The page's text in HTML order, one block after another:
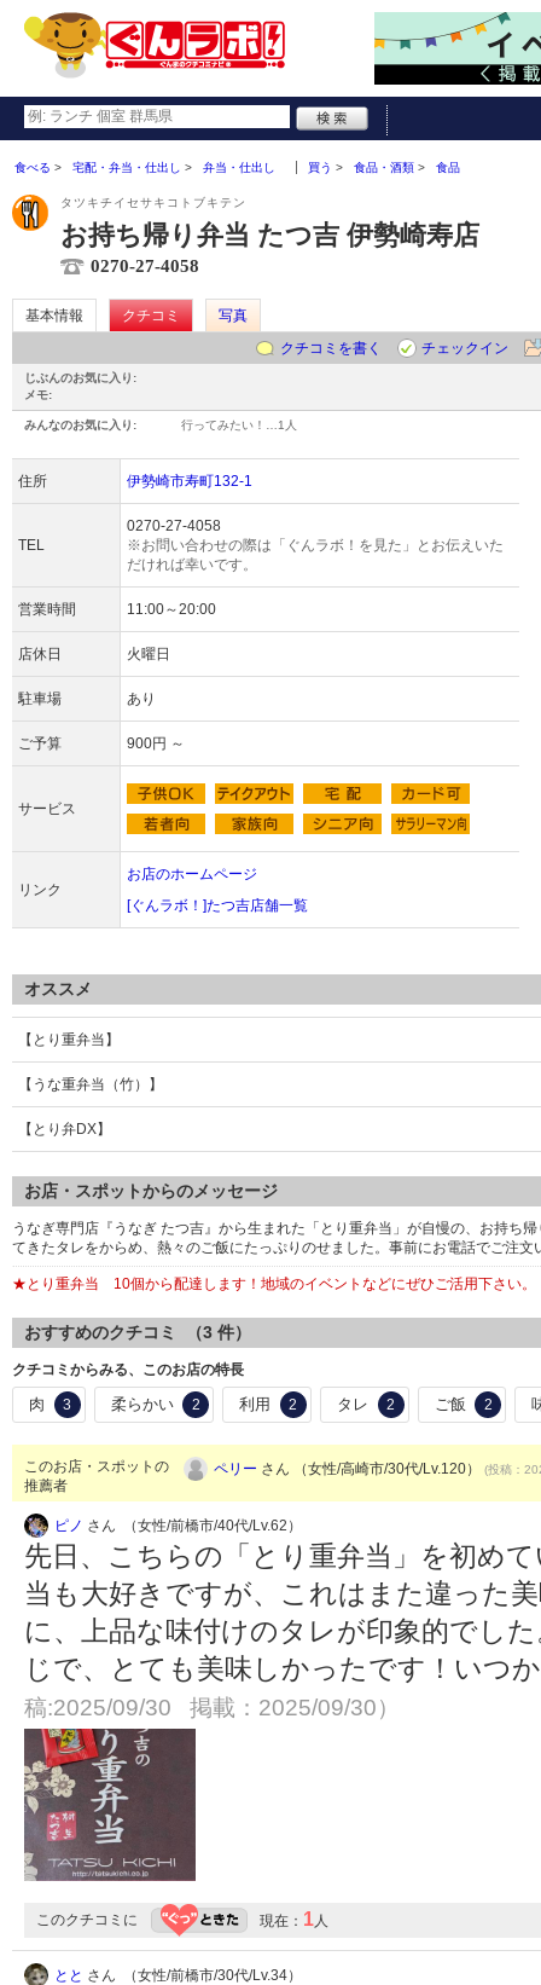
食べる 宅配・弁当・仕出し 弁当・仕出し 買う 食品・酒類 食品
タツキチイセサキコトブキテン
お持ち帰り弁当 たつ吉 伊勢崎寿店
0270-27-4058
基本情報 クチコミ
写真
クチコミを書く
チェックイン
じぶんのお気に入り:
メモ:
みんなのお気に入り: 行ってみたい！… 1人
住所 伊勢崎市寿町132-1
TEL
0270-27-4058
※お問い合わせの際は「ぐんラボ！を見た」とお伝えいた
だければ幸いです。
営業時間 11:00～20:00
店休日 火曜日
駐車場 あり
ご予算 900円 ～
サービス
リンク
お店のホームページ
[ぐんラボ！]たつ吉店舗一覧
オススメ
【とり重弁当】
【うな重弁当（竹）】
【とり弁DX】
お店・スポットからのメッセージ
うなぎ専門店『うなぎ たつ吉』から生まれた「とり重弁当」が自慢の、お持ち
てきたタレをからめ、熱々のご飯にたっぷりのせました。事前にお電話でご注
★とり重弁当 10個から配達します！地域のイベントなどにぜひご活用下さい。
おすすめのクチコミ （3 件）
クチコミからみる、このお店の特長
肉 3 柔らかい 2 利用 2 タレ 2 ご飯 2
このお店・スポットの
推薦者
ペリー さん （女性/高崎市/30代/Lv.120） (投稿：
ピノ さん （女性/前橋市/40代/Lv.62）
先日、こちらの「とり重弁当」を初め
当も大好きですが、これはまた違った
に、上品な味付けのタレが印象的でし
じで、とても美味しかったです！いつ
稿:2025/09/30 掲載：2025/09/30）
このクチコミに 現在： 1 人
とと さん （女性/前橋市/30代/Lv.34）